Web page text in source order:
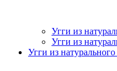
Угги из
Угги из
Угги из